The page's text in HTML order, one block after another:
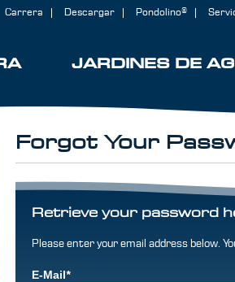
JARDINES DE
Carrera Descargar Pondolino®
Forgot Your
Retrieve your password
Please enter your email address below.
E-Mail*